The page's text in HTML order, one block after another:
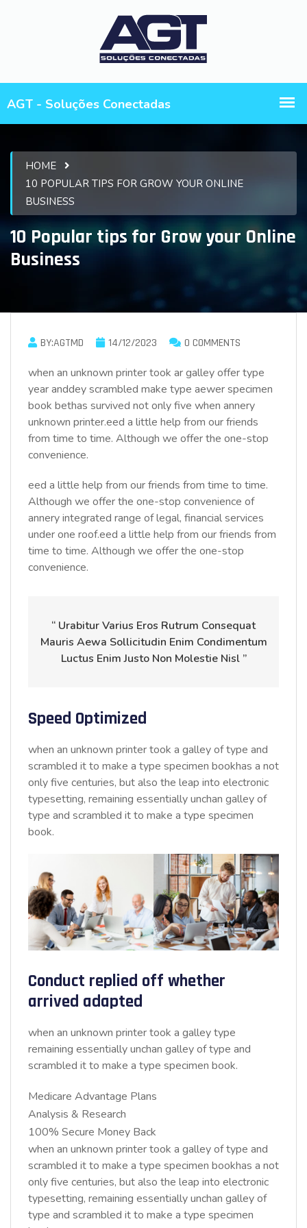
HOME
10 POPULAR TIPS FOR GROW YOUR ONLINE
BUSINESS
10 Popular tips for Grow your Online
Business
BY:AGTMD 14/12/2023 0 COMMENTS
when an unknown printer took ar galley offer type
year anddey scrambled make type aewer specimen
book bethas survived not only five when annery
unknown printer.eed a little help from our friends
from time to time. Although we offer the one-stop
convenience.
eed a little help from our friends from time to time.
Although we offer the one-stop convenience of
annery integrated range of legal, financial services
under one roof.eed a little help from our friends from
time to time. Although we offer the one-stop
convenience.
“ Urabitur Varius Eros Rutrum Consequat
Mauris Aewa Sollicitudin Enim Condimentum
Luctus Enim Justo Non Molestie Nisl ”
Speed Optimized
when an unknown printer took a galley of type and
scrambled it to make a type specimen bookhas a not
only five centuries, but also the leap into electronic
typesetting, remaining essentially unchan galley of
type and scrambled it to make a type specimen
book.
Conduct replied off whether
arrived adapted
when an unknown printer took a galley type
remaining essentially unchan galley of type and
scrambled it to make a type specimen book.
Medicare Advantage Plans
Analysis & Research
100% Secure Money Back
when an unknown printer took a galley of type and
scrambled it to make a type specimen bookhas a not
only five centuries, but also the leap into electronic
typesetting, remaining essentially unchan galley of
type and scrambled it to make a type specimen